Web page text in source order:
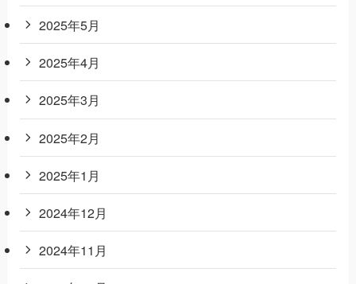
2025年5月
2025年4月
2025年3月
2025年2月
2025年1月
2024年12月
2024年11月